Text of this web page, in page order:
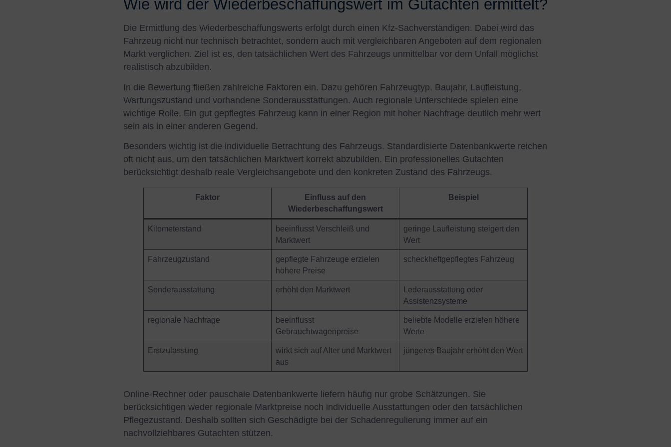
Wie wird der Wiederbeschaffungswert im Gutachten ermittelt?
Die Ermittlung des Wiederbeschaffungswerts erfolgt durch einen Kfz-Sachverständigen. Dabei wird das
Fahrzeug nicht nur technisch betrachtet, sondern auch mit vergleichbaren Angeboten auf dem regionalen
Markt verglichen. Ziel ist es, den tatsächlichen Wert des Fahrzeugs unmittelbar vor dem Unfall möglichst
realistisch abzubilden.
In die Bewertung fließen zahlreiche Faktoren ein. Dazu gehören Fahrzeugtyp, Baujahr, Laufleistung,
Wartungszustand und vorhandene Sonderausstattungen. Auch regionale Unterschiede spielen eine
wichtige Rolle. Ein gut gepflegtes Fahrzeug kann in einer Region mit hoher Nachfrage deutlich mehr wert
sein als in einer anderen Gegend.
Besonders wichtig ist die individuelle Betrachtung des Fahrzeugs. Standardisierte Datenbankwerte reichen
oft nicht aus, um den tatsächlichen Marktwert korrekt abzubilden. Ein professionelles Gutachten
berücksichtigt deshalb reale Vergleichsangebote und den konkreten Zustand des Fahrzeugs.
Faktor
Einfluss auf den
Wiederbeschaffungswert
Beispiel
Kilometerstand
beeinflusst Verschleiß und
Marktwert
geringe Laufleistung steigert den
Wert
Fahrzeugzustand
gepflegte Fahrzeuge erzielen
höhere Preise
scheckheftgepflegtes Fahrzeug
Sonderausstattung erhöht den Marktwert
Lederausstattung oder
Assistenzsysteme
regionale Nachfrage
beeinflusst
Gebrauchtwagenpreise
beliebte Modelle erzielen höhere
Werte
Erstzulassung
wirkt sich auf Alter und Marktwert
aus
jüngeres Baujahr erhöht den Wert
Online-Rechner oder pauschale Datenbankwerte liefern häufig nur grobe Schätzungen. Sie
berücksichtigen weder regionale Marktpreise noch individuelle Ausstattungen oder den tatsächlichen
Pflegezustand. Deshalb sollten sich Geschädigte bei der Schadenregulierung immer auf ein
nachvollziehbares Gutachten stützen.